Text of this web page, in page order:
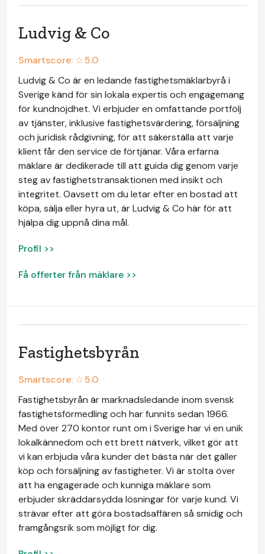
Ludvig & Co
Smartscore: ☆5.0
Ludvig & Co är en ledande fastighetsmäklarbyrå i
Sverige känd för sin lokala expertis och engagemang
för kundnöjdhet. Vi erbjuder en omfattande portfölj
av tjänster, inklusive fastighetsvärdering, försäljning
och juridisk rådgivning, för att säkerställa att varje
klient får den service de förtjänar. Våra erfarna
mäklare är dedikerade till att guida dig genom varje
steg av fastighetstransaktionen med insikt och
integritet. Oavsett om du letar efter en bostad att
köpa, sälja eller hyra ut, är Ludvig & Co här för att
hjälpa dig uppnå dina mål.
Profil >>
Få offerter från mäklare >>
Fastighetsbyrån
Smartscore: ☆5.0
Fastighetsbyrån är marknadsledande inom svensk
fastighetsförmedling och har funnits sedan 1966.
Med över 270 kontor runt om i Sverige har vi en unik
lokalkännedom och ett brett nätverk, vilket gör att
vi kan erbjuda våra kunder det bästa när det gäller
köp och försäljning av fastigheter. Vi är stolta över
att ha engagerade och kunniga mäklare som
erbjuder skräddarsydda lösningar för varje kund. Vi
strävar efter att göra bostadsaffären så smidig och
framgångsrik som möjligt för dig.